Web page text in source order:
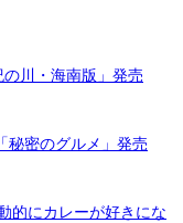
の川・海南版」発売
秘密のグルメ」発売
的にカレーが好きにな